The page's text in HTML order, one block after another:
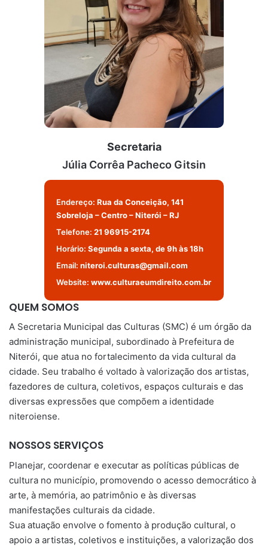
Secretaria
Júlia Corrêa Pacheco Gitsin
Endereço: Rua da Conceição, 141
Sobreloja – Centro – Niterói – RJ
Telefone: 21 96915-2174
Horário: Segunda a sexta, de 9h às 18h
Email: niteroi.culturas@gmail.com
Website: www.culturaeumdireito.com.br
QUEM SOMOS
A Secretaria Municipal das Culturas (SMC) é um órgão da
administração municipal, subordinado à Prefeitura de
Niterói, que atua no fortalecimento da vida cultural da
cidade. Seu trabalho é voltado à valorização dos artistas,
fazedores de cultura, coletivos, espaços culturais e das
diversas expressões que compõem a identidade
niteroiense.
NOSSOS SERVIÇOS
Planejar, coordenar e executar as políticas públicas de
cultura no município, promovendo o acesso democrático à
arte, à memória, ao patrimônio e às diversas
manifestações culturais da cidade.
Sua atuação envolve o fomento à produção cultural, o
apoio a artistas, coletivos e instituições, a valorização dos